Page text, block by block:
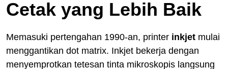
Cetak yang Lebih Baik
Memasuki pertengahan 1990-an, printer inkjet mulai
menggantikan dot matrix. Inkjet bekerja dengan
menyemprotkan tetesan tinta mikroskopis langsung